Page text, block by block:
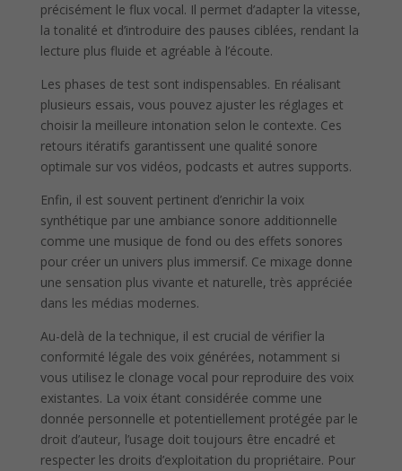
précisément le flux vocal. Il permet d’adapter la vitesse,
la tonalité et d’introduire des pauses ciblées, rendant la
lecture plus fluide et agréable à l’écoute.
Les phases de test sont indispensables. En réalisant
plusieurs essais, vous pouvez ajuster les réglages et
choisir la meilleure intonation selon le contexte. Ces
retours itératifs garantissent une qualité sonore
optimale sur vos vidéos, podcasts et autres supports.
Enfin, il est souvent pertinent d’enrichir la voix
synthétique par une ambiance sonore additionnelle
comme une musique de fond ou des effets sonores
pour créer un univers plus immersif. Ce mixage donne
une sensation plus vivante et naturelle, très appréciée
dans les médias modernes.
Au-delà de la technique, il est crucial de vérifier la
conformité légale des voix générées, notamment si
vous utilisez le clonage vocal pour reproduire des voix
existantes. La voix étant considérée comme une
donnée personnelle et potentiellement protégée par le
droit d’auteur, l’usage doit toujours être encadré et
respecter les droits d’exploitation du propriétaire. Pour